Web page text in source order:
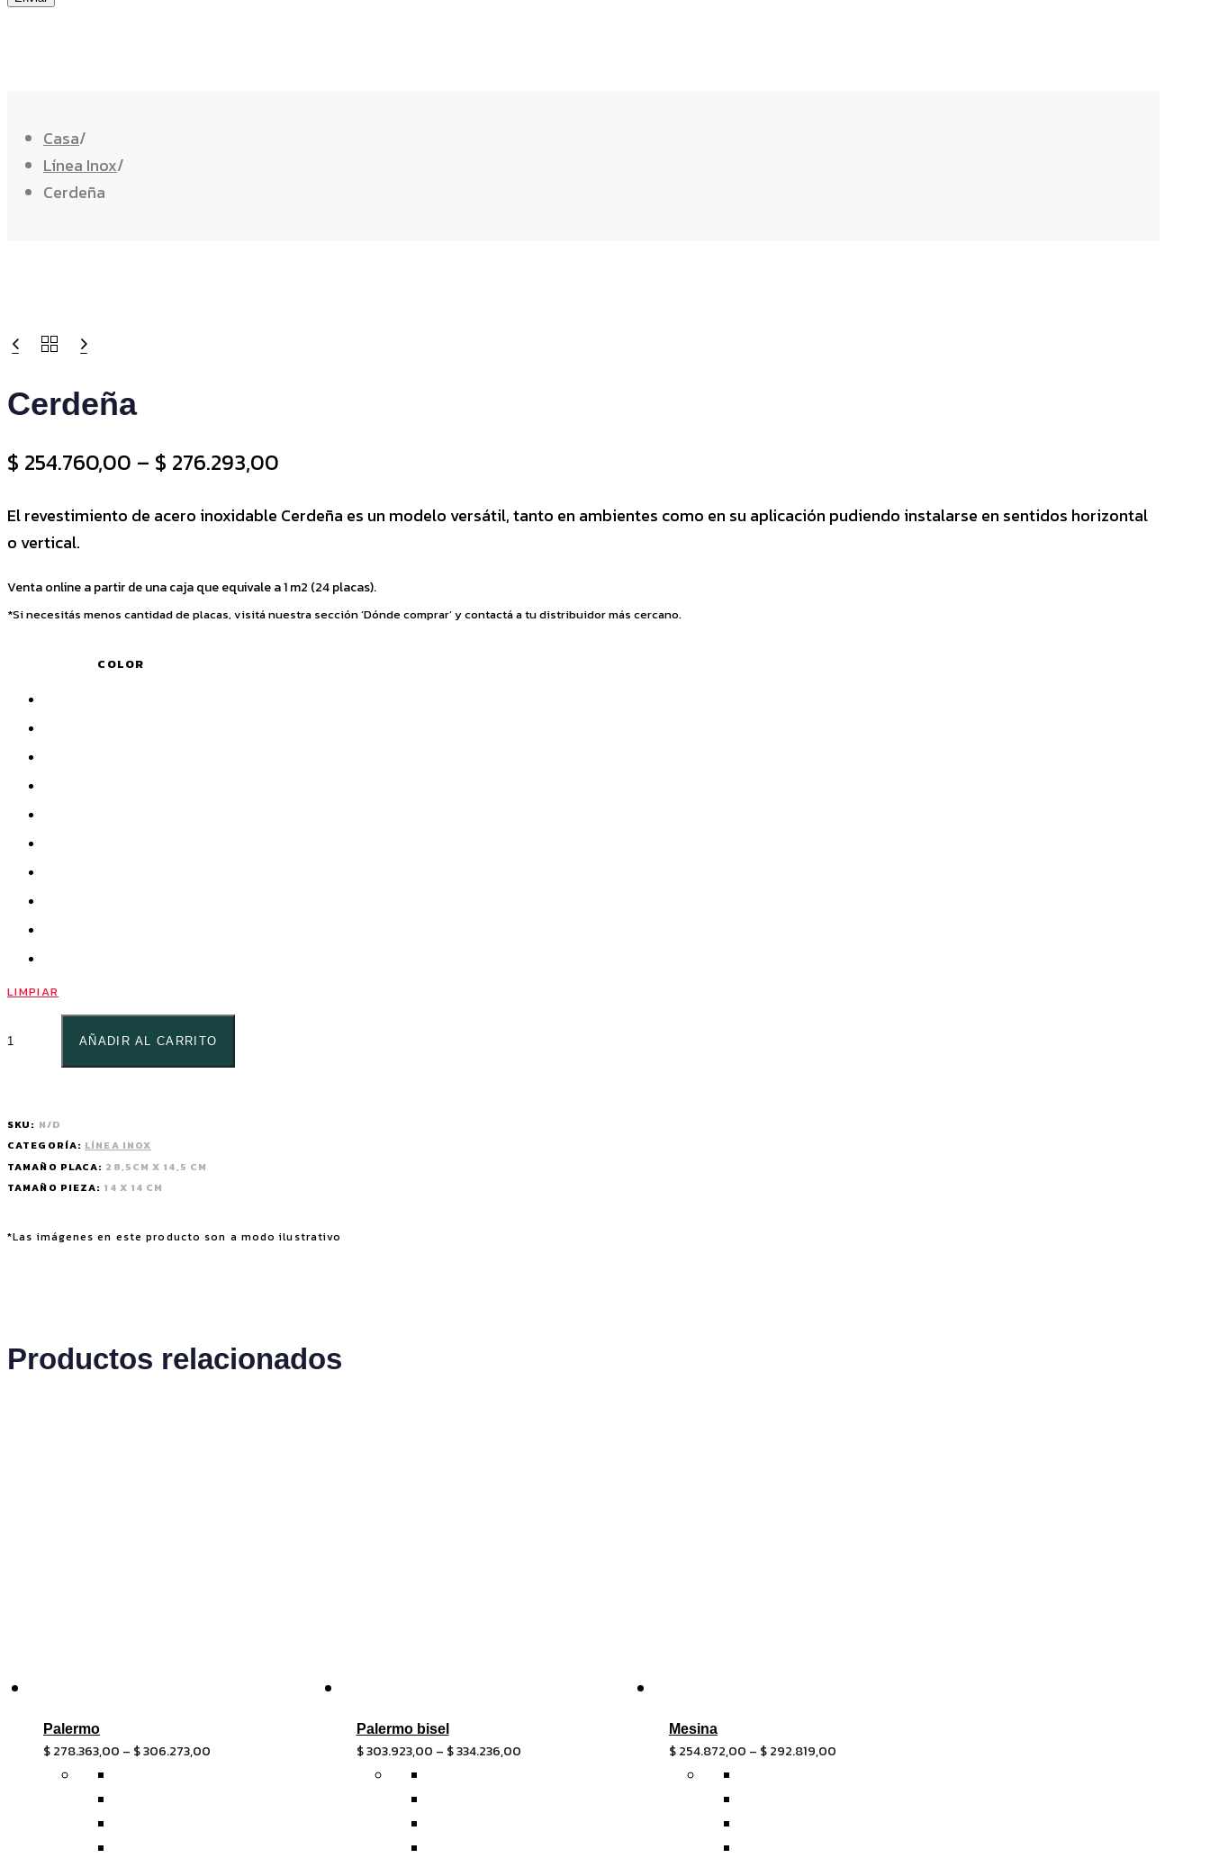
Casa
Línea Inox
Cerdeña
Cerdeña
$ 254.760,00 – $ 276.293,00
El revestimiento de acero inoxidable Cerdeña es un modelo versátil, tanto en ambientes como en su aplicación pudiendo instalarse en sentidos horizontal
o vertical.
Venta online a partir de una caja que equivale a 1 m2 (24 placas).
*Si necesitás menos cantidad de placas, visitá nuestra sección ‘Dónde comprar’ y contactá a tu distribuidor más cercano.
COLOR
LIMPIAR
AÑADIR AL CARRITO
SKU: N/D
CATEGORÍA: LÍNEA INOX
TAMAÑO PLACA: 28,5CM X 14,5 CM
TAMAÑO PIEZA: 14 X 14 CM
*Las imágenes en este producto son a modo ilustrativo
Productos relacionados
Palermo
$278.363,00 – $306.273,00
Palermo bisel
$303.923,00 – $334.236,00
Mesina
$254.872,00 – $292.819,00